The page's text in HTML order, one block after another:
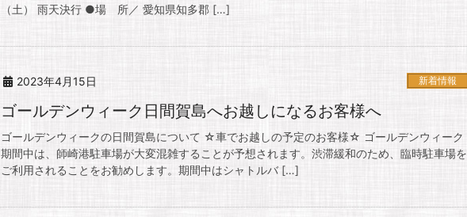
（土） 雨天決行 ●場 所／ 愛知県知多郡 […]
2023年4月15日 新着情報
ゴールデンウィーク日間賀島へお越しになるお客様へ
ゴールデンウィークの日間賀島について ☆車でお越しの予定のお客様☆ ゴールデンウィーク
期間中は、師崎港駐車場が大変混雑することが予想されます。渋滞緩和のため、臨時駐車場を
ご利用されることをお勧めします。期間中はシャトルバ […]